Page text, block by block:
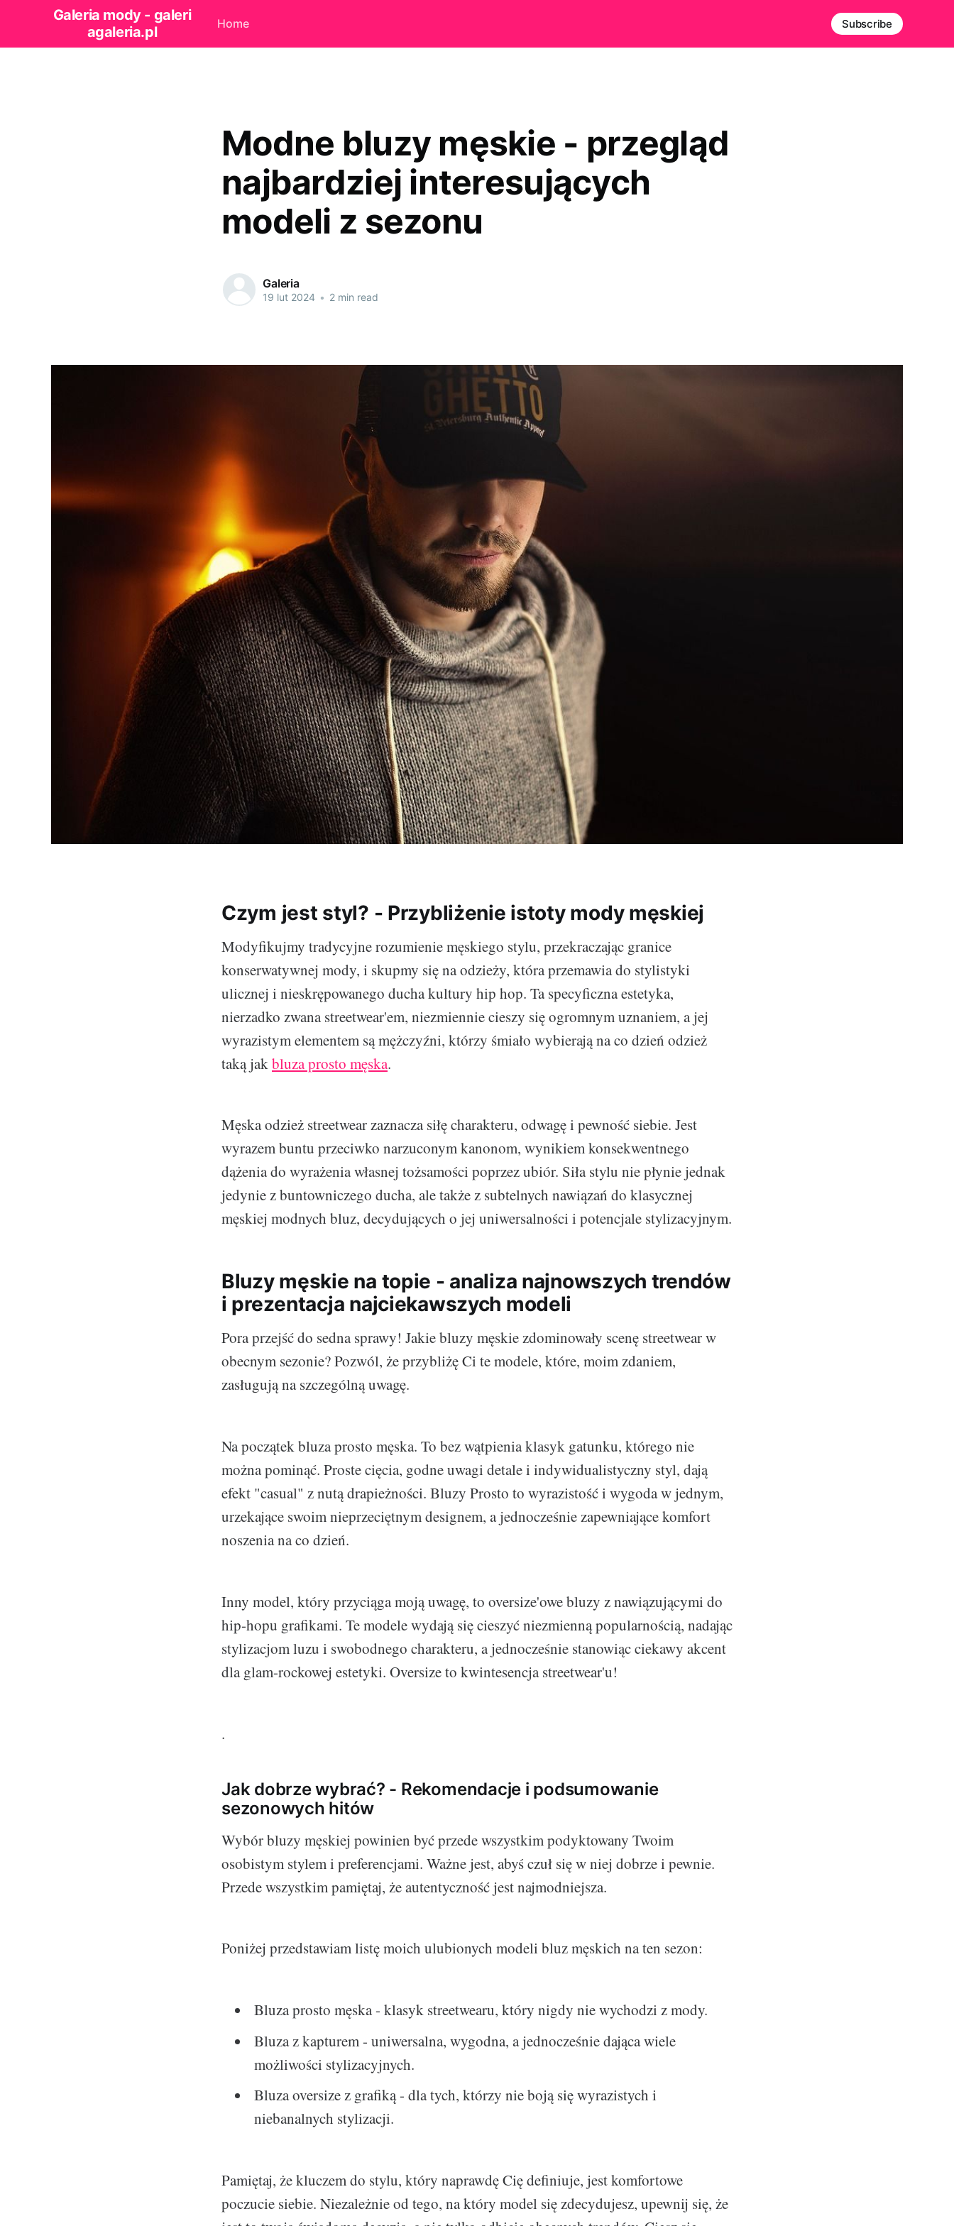
Galeria mody - galeri
agaleria.pl
Home Subscribe
Modne bluzy męskie - przegląd
najbardziej interesujących
modeli z sezonu
Galeria
19 lut 2024 • 2 min read
Czym jest styl? - Przybliżenie istoty mody męskiej
Modyfikujmy tradycyjne rozumienie męskiego stylu, przekraczając granice
konserwatywnej mody, i skupmy się na odzieży, która przemawia do stylistyki
ulicznej i nieskrępowanego ducha kultury hip hop. Ta specyficzna estetyka,
nierzadko zwana streetwear'em, niezmiennie cieszy się ogromnym uznaniem, a jej
wyrazistym elementem są mężczyźni, którzy śmiało wybierają na co dzień odzież
taką jakbluza prosto męska.
Męska odzież streetwear zaznacza siłę charakteru, odwagę i pewność siebie. Jest
wyrazem buntu przeciwko narzuconym kanonom, wynikiem konsekwentnego
dążenia do wyrażenia własnej tożsamości poprzez ubiór. Siła stylu nie płynie jednak
jedynie z buntowniczego ducha, ale także z subtelnych nawiązań do klasycznej
męskiej modnych bluz, decydujących o jej uniwersalności i potencjale stylizacyjnym.
Bluzy męskie na topie - analiza najnowszych trendów
i prezentacja najciekawszych modeli
Pora przejść do sedna sprawy! Jakie bluzy męskie zdominowały scenę streetwear w
obecnym sezonie? Pozwól, że przybliżę Ci te modele, które, moim zdaniem,
zasługują na szczególną uwagę.
Na początek bluza prosto męska. To bez wątpienia klasyk gatunku, którego nie
można pominąć. Proste cięcia, godne uwagi detale i indywidualistyczny styl, dają
efekt "casual" z nutą drapieżności. Bluzy Prosto to wyrazistość i wygoda w jednym,
urzekające swoim nieprzeciętnym designem, a jednocześnie zapewniające komfort
noszenia na co dzień.
Inny model, który przyciąga moją uwagę, to oversize'owe bluzy z nawiązującymi do
hip-hopu grafikami. Te modele wydają się cieszyć niezmienną popularnością, nadając
stylizacjom luzu i swobodnego charakteru, a jednocześnie stanowiąc ciekawy akcent
dla glam-rockowej estetyki. Oversize to kwintesencja streetwear'u!
.
Jak dobrze wybrać? - Rekomendacje i podsumowanie
sezonowych hitów
Wybór bluzy męskiej powinien być przede wszystkim podyktowany Twoim
osobistym stylem i preferencjami. Ważne jest, abyś czuł się w niej dobrze i pewnie.
Przede wszystkim pamiętaj, że autentyczność jest najmodniejsza.
Poniżej przedstawiam listę moich ulubionych modeli bluz męskich na ten sezon:
Bluza prosto męska - klasyk streetwearu, który nigdy nie wychodzi z mody.
Bluza z kapturem - uniwersalna, wygodna, a jednocześnie dająca wiele
możliwości stylizacyjnych.
Bluza oversize z grafiką - dla tych, którzy nie boją się wyrazistych i
niebanalnych stylizacji.
Pamiętaj, że kluczem do stylu, który naprawdę Cię definiuje, jest komfortowe
poczucie siebie. Niezależnie od tego, na który model się zdecydujesz, upewnij się, że